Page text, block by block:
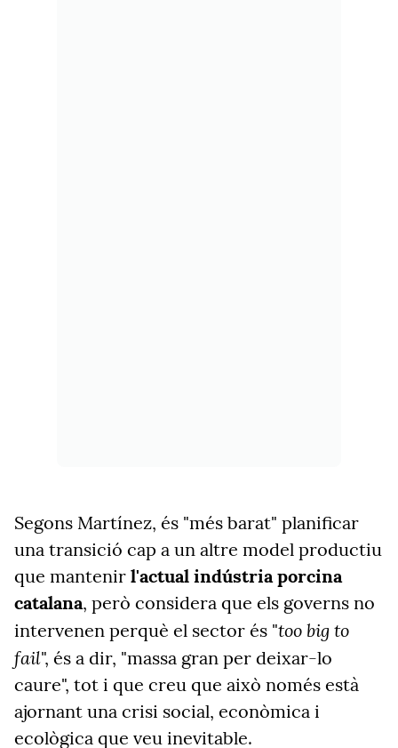
Segons Martínez, és "més barat" planificar
una transició cap a un altre model productiu
que mantenir l'actual indústria porcina
catalana, però considera que els governs no
intervenen perquè el sector és "too big to
fail", és a dir, "massa gran per deixar-lo
caure", tot i que creu que això només està
ajornant una crisi social, econòmica i
ecològica que veu inevitable.